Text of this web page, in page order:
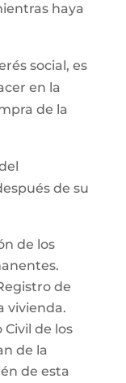
haya
social, es
en la
de la
de su
de los
de
vivienda.
de los
de la
de esta